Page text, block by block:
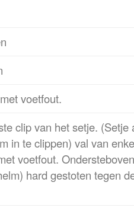
voetfout.
clip van het setje. (Setje
in te clippen) val van
voetfout.
hard gestoten tegen